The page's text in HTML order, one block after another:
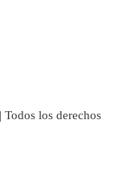
los derechos